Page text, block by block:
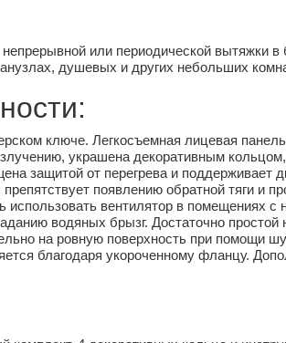
или периодической вытяжки
душевых и других небольших
ключе. Легкосъемная лицевая
украшена декоративным
защитой от перегрева и поддерживает
появлению обратной тяги и
вентилятор в помещениях
водяных брызг. Достаточно
на ровную поверхность при помощи
благодаря укороченному фланцу.